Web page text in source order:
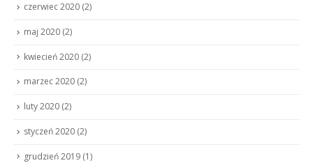
czerwiec 2020 (2)
maj 2020 (2)
kwiecień 2020 (2)
marzec 2020 (2)
luty 2020 (2)
styczeń 2020 (2)
grudzień 2019 (1)